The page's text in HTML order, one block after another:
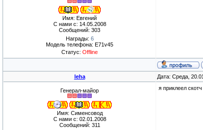
Имя: Евгений
С нами с: 14.05.2008
Сообщений: 303
Награды: 6
Модель телефона: E71v45
Статус: Offline
leha Дата: Среда,
Генерал-майор
Имя: Сименсовод
С нами с: 02.01.2008
Сообщений: 311
я приклеел